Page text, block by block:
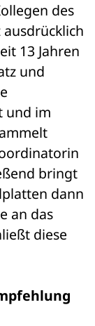
des
13 Jahren
und
und im
bringt
dann
an das
diese